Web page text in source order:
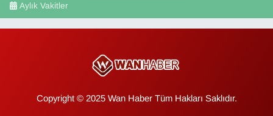
Aylık Vakitler
Copyright © 2025 Wan Haber Tüm Hakları Saklıdır.